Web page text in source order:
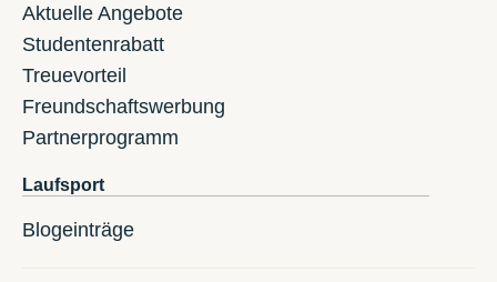
Aktuelle Angebote
Studentenrabatt
Treuevorteil
Freundschaftswerbung
Partnerprogramm
Laufsport
Blogeinträge